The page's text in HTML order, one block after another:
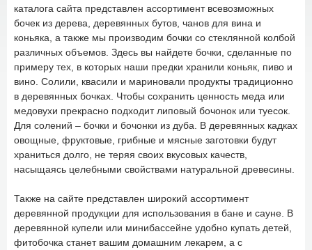
каталога сайта представлен ассортимент всевозможных
бочек из дерева, деревянных бутов, чанов для вина и
коньяка, а также мы производим бочки со стеклянной колбой
различных объемов. Здесь вы найдете бочки, сделанные по
примеру тех, в которых наши предки хранили коньяк, пиво и
вино. Солили, квасили и мариновали продукты традиционно
в деревянных бочках. Чтобы сохранить ценность меда или
медовухи прекрасно подходит липовый бочонок или туесок.
Для солений – бочки и бочонки из дуба. В деревянных кадках
овощные, фруктовые, грибные и мясные заготовки будут
храниться долго, не теряя своих вкусовых качеств,
насыщаясь целебными свойствами натуральной древесины.
Также на сайте представлен широкий ассортимент
деревянной продукции для использования в бане и сауне. В
деревянной купели или минибассейне удобно купать детей,
фитобочка станет вашим домашним лекарем, а с